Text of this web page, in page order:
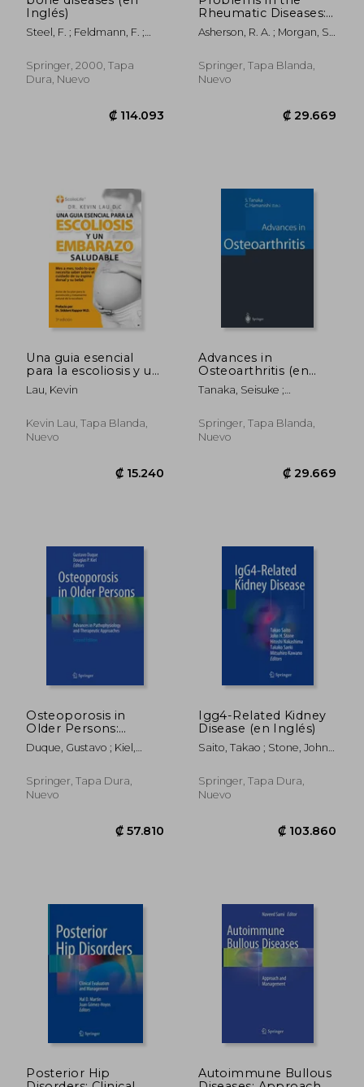
Inglés)
Steel, F. ; Feldmann, F. ;
Springer, 2000, Tapa
Dura, Nuevo
Rheumatic Diseases:
Lessons from
Patients (en Inglés)
Asherson, R. A. ; Morgan, S.
Springer, Tapa Blanda,
Nuevo
Una guia esencial
para la escoliosis y un
embarazo saludable
(3a Edición): Mes a
necesita saber sobre
el cuidado de su
Lau, Kevin
Kevin Lau, Tapa Blanda,
Nuevo
Advances in
Osteoarthritis (en
Inglés)
Tanaka, Seisuke ;
Springer, Tapa Blanda,
Nuevo
Osteoporosis in
Older Persons:
Advances in
Pathophysiology and
Approaches (en
Inglés)
Duque, Gustavo ; Kiel,
Springer, Tapa Dura,
Nuevo
Igg4-Related Kidney
Disease (en Inglés)
Saito, Takao ; Stone, John
Springer, Tapa Dura,
Nuevo
Posterior Hip
Autoimmune Bullous